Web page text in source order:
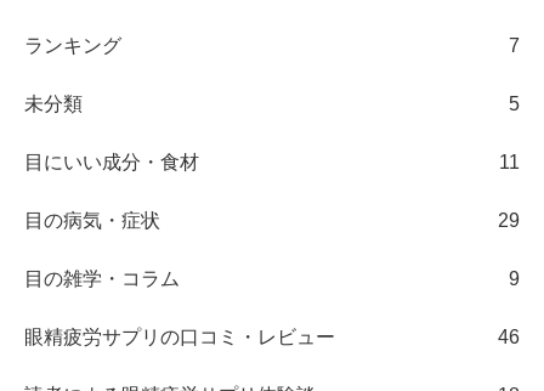
ランキング 7
未分類 5
目にいい成分・食材 11
目の病気・症状 29
目の雑学・コラム 9
眼精疲労サプリの口コミ・レビュー 46